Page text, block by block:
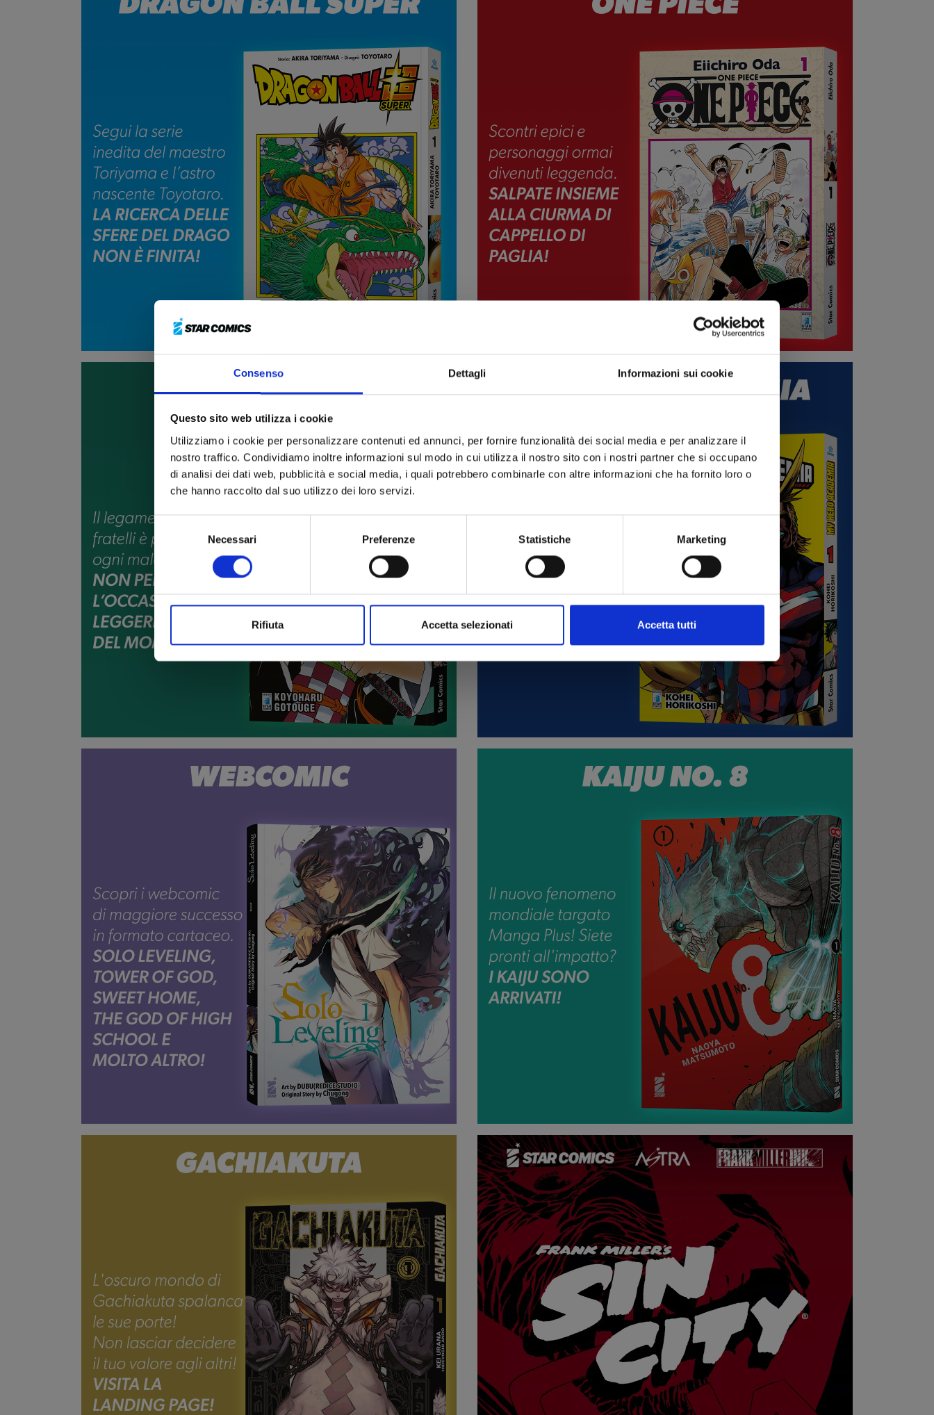
Consenso Dettagli Informazioni sui cookie
Questo sito web utilizza i cookie
Utilizziamo i cookie per personalizzare contenuti ed annunci, per fornire funzionalità dei social media e per analizzare il
nostro traffico. Condividiamo inoltre informazioni sul modo in cui utilizza il nostro sito con i nostri partner che si occupano
di analisi dei dati web, pubblicità e social media, i quali potrebbero combinarle con altre informazioni che ha fornito loro o
che hanno raccolto dal suo utilizzo dei loro servizi.
Selezione
del
Necessari Preferenze Statistiche Marketing
Rifiuta Accetta selezionati Accetta tutti